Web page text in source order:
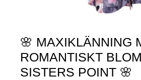
🌸 MAXIKLÄNNING
ROMANTISKT
SISTERS POINT 🌸